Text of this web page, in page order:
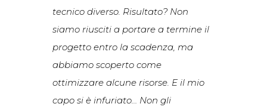
tecnico diverso. Risultato? Non
siamo riusciti a portare a termine il
progetto entro la scadenza, ma
abbiamo scoperto come
ottimizzare alcune risorse. E il mio
capo si è infuriato… Non gli